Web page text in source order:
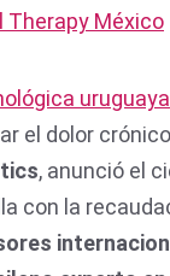
Therapy México
uruguaya
el dolor
, anunció el
con la